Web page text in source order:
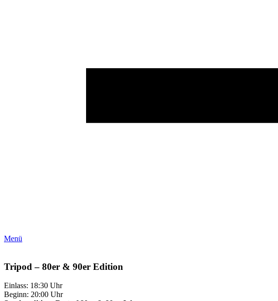
Menü
Tripod – 80er & 90er Edition
Einlass: 18:30 Uhr
Beginn: 20:00 Uhr